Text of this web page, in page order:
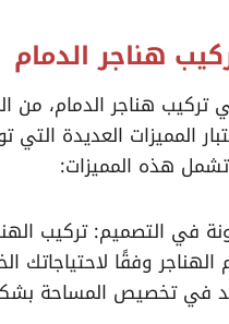
هناجر الدمام
تركيب هناجر الدمام، من
المميزات العديدة التي
هذه المميزات:
في التصميم: تركيب
وفقًا لاحتياجاتك
في تخصيص المساحة